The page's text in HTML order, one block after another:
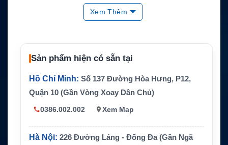
Cáp USB dữ liệu cho điện thoại vệ tinh
Chuẩn đầu c
ắm thiết bị
Micro USB
Chức năng c
hính
Kết nối điện thoại với máy tính hoặc lapt
op
Ứng dụng
Dữ liệu cơ bản, đồng bộ danh bạ, hỗ trợ
Driver
Có thể cần USB driver khi dùng công cụ
Xem Thêm
Sản phẩm hiện có sẵn tại
Hồ Chí Minh: Số 137 Đường Hòa Hưng, P12,
Quận 10 (Gần Vòng Xoay Dân Chủ)
0386.002.002 Xem Map
Hà Nội: 226 Đường Láng - Đống Đa (Gần Ngã